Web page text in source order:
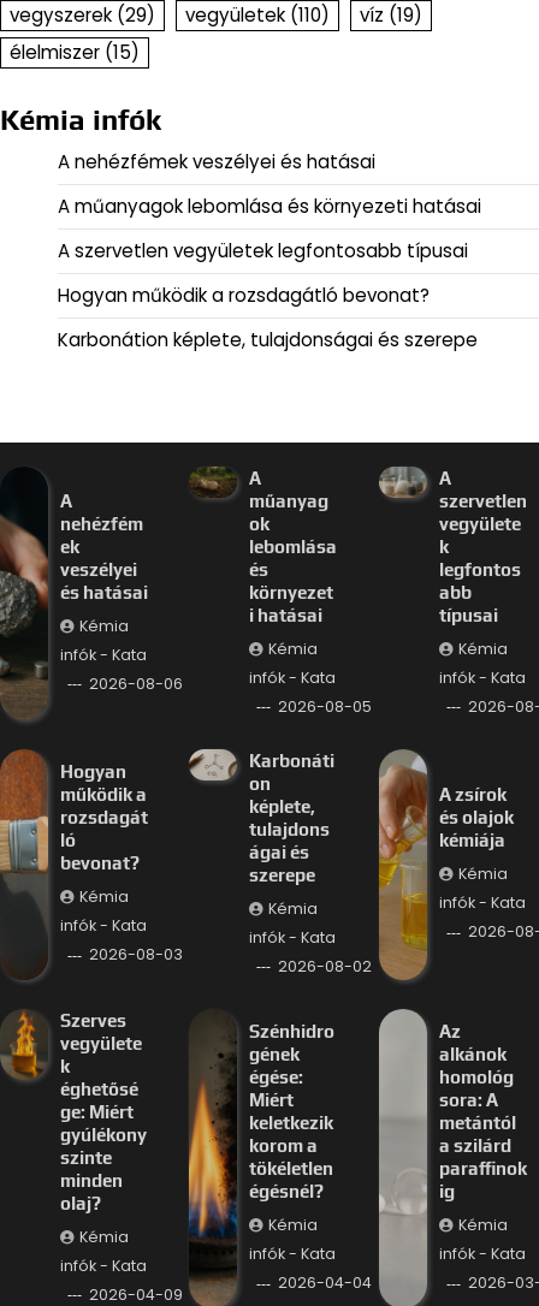
vegyszerek (29) vegyületek (110) víz (19)
élelmiszer (15)
Kémia infók
A nehézfémek veszélyei és hatásai
A műanyagok lebomlása és környezeti hatásai
A szervetlen vegyületek legfontosabb típusai
Hogyan működik a rozsdagátló bevonat?
Karbonátion képlete, tulajdonságai és szerepe
A
nehézfém
ek
veszélyei
és hatásai
Kémia
infók - Kata
2026-08-06
A
műanyag
ok
lebomlása
és
környezet
i hatásai
Kémia
infók - Kata
2026-08-05
A
szervetlen
vegyülete
k
legfontos
abb
típusai
Kémia
infók - Kata
2026-
Hogyan
működik a
rozsdagát
ló
bevonat?
Kémia
infók - Kata
2026-08-03
Karbonáti
on
képlete,
tulajdons
ágai és
szerepe
Kémia
infók - Kata
2026-08-02
A zsírok
és olajok
kémiája
Kémia
infók - Kata
2026-
Szerves
vegyülete
k
éghetősé
ge: Miért
gyúlékony
szinte
minden
olaj?
Kémia
infók - Kata
2026-04-09
Szénhidro
gének
égése:
Miért
keletkezik
korom a
tökéletlen
égésnél?
Kémia
infók - Kata
2026-04-04
Az
alkánok
homológ
sora: A
metántól
a szilárd
paraffinok
ig
Kémia
infók - Kata
2026-